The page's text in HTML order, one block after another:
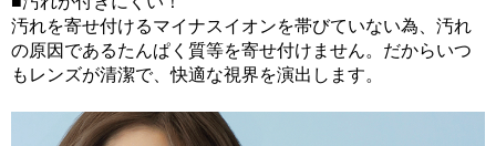
汚れを寄せ付けるマイナスイオンを帯びていない為、汚れ
の原因であるたんぱく質等を寄せ付けません。だからいつ
もレンズが清潔で、快適な視界を演出します。